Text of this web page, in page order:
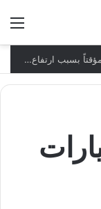
السكة الحديد تعلن تخفيض سرعات القطارات مؤقتاً بسبب ارتفاع الحرارة